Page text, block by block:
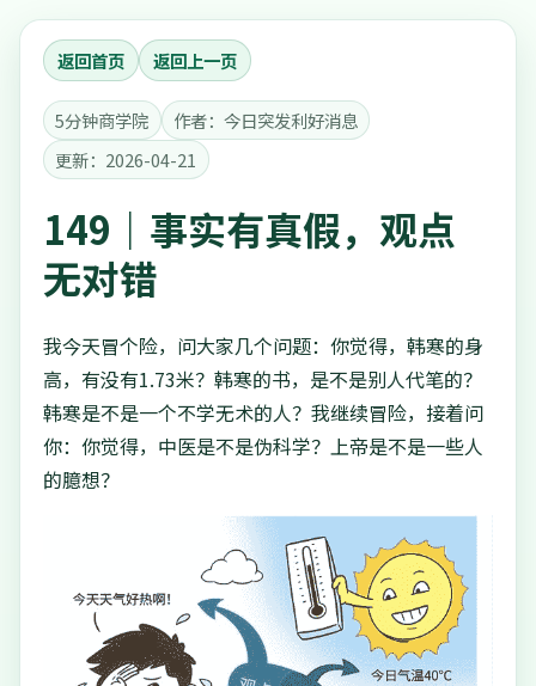
返回首页 返回上一页
5分钟商学院
作者：今日突发利好消息
更新：2026-04-21
149｜事实有真假，观点
无对错
我今天冒个险，问大家几个问题：你觉得，韩寒的身
高，有没有1.73米？韩寒的书，是不是别人代笔的？
韩寒是不是一个不学无术的人？我继续冒险，接着问
你：你觉得，中医是不是伪科学？上帝是不是一些人
的臆想？